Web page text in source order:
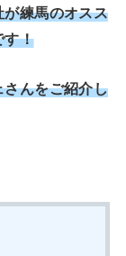
練馬のオスス
す！
んをご紹介し